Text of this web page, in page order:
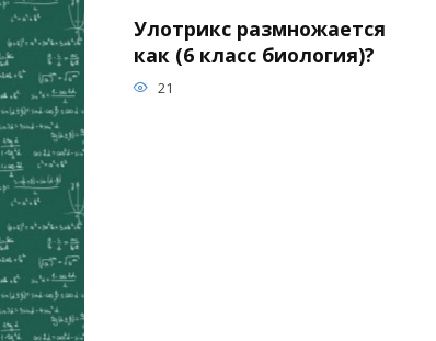
Улотрикс размножается
как (6 класс биология)?
21